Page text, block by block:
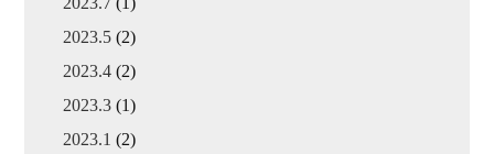
2023.5 (2)
2023.4 (2)
2023.3 (1)
2023.1 (2)